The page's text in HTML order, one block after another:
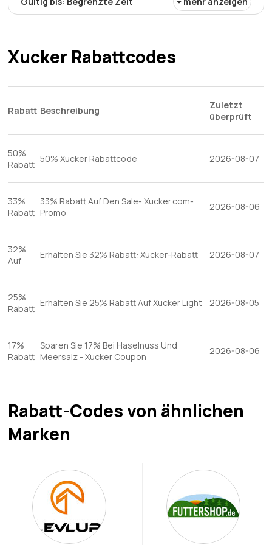
Schokoladenleckereien zu einem Premium-Preis zu
genießen, perfekt, um jedes Verlangen nach
Xucker Rabattcodes
Rabatt Beschreibung
Zuletzt
überprüft
50%
Rabatt
50% Xucker Rabattcode 2026-08-07
33%
Rabatt
33% Rabatt Auf Den Sale- Xucker.com-
Promo
2026-08-06
32%
Auf
Erhalten Sie 32% Rabatt: Xucker-Rabatt 2026-08-07
25%
Rabatt
Erhalten Sie 25% Rabatt Auf Xucker Light 2026-08-05
17%
Rabatt
Sparen Sie 17% Bei Haselnuss Und
Meersalz - Xucker Coupon
2026-08-06
Rabatt-Codes von ähnlichen
Marken